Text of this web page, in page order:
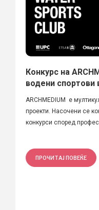
Конкурс на
водени спортови
ARCHMEDIUM е
проекти. Насочени се
конкурси според
ПРОЧИТАЈ ПОВЕЌЕ